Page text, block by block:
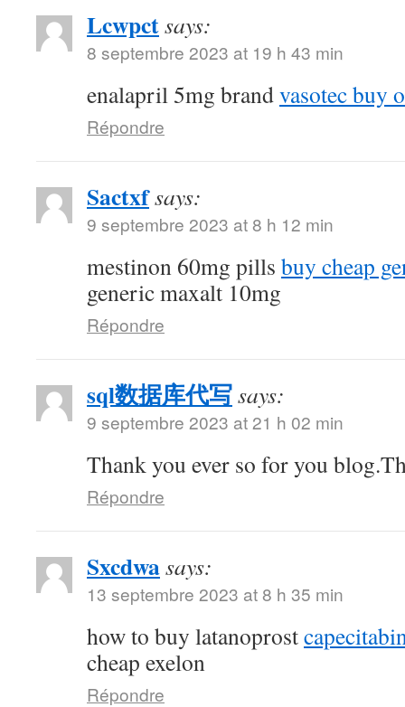
Lcwpctsays:
8 septembre 2023 at 19 h 43 min
enalapril 5mg brandvasotec buy
Répondre
Sactxfsays:
9 septembre 2023 at 8 h 12 min
mestinon 60mg pills buy cheap
generic maxalt 10mg
Répondre
sql数据库代写says:
9 septembre 2023 at 21 h 02 min
Thank you ever so for you
Répondre
Sxcdwasays:
13 septembre 2023 at 8 h 35 min
how to buy latanoprost
cheap exelon
Répondre